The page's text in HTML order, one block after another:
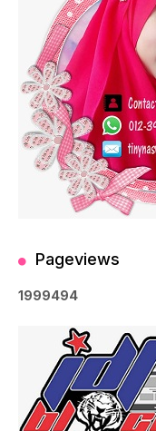
Pageviews
1999494